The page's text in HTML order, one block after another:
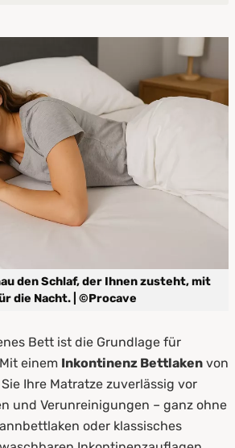
Spannbettlaken von
oder Stecklaken? Die
im Überblick
Inkontinenz Bettlaken –
& hygienisch
Größe für jedes Bett
schlafen – mit PROCAVE
den Schlaf, der Ihnen zusteht, mit
die Nacht. | ©Procave
Bett ist die Grundlage für
einem Inkontinenz Bettlaken von
Sie Ihre Matratze zuverlässig vor
und Verunreinigungen – ganz ohne
oder klassisches